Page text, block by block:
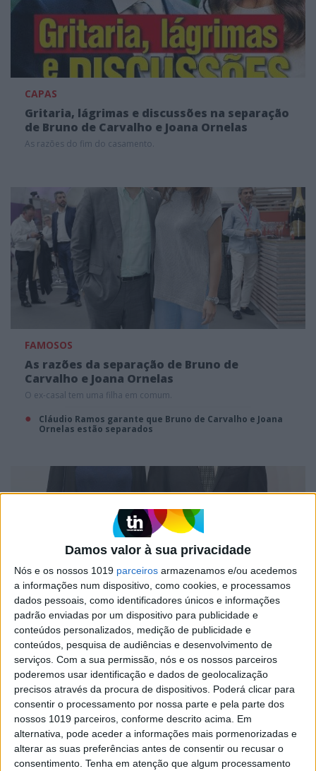
Damos valor à sua privacidade
Nós e os nossos 1019 parceiros armazenamos e/ou acedemos
a informações num dispositivo, como cookies, e processamos
dados pessoais, como identificadores únicos e informações
padrão enviadas por um dispositivo para publicidade e
conteúdos personalizados, medição de publicidade e
conteúdos, pesquisa de audiências e desenvolvimento de
serviços. Com a sua permissão, nós e os nossos parceiros
poderemos usar identificação e dados de geolocalização
precisos através da procura de dispositivos. Poderá clicar para
consentir o processamento por nossa parte e pela parte dos
nossos 1019 parceiros, conforme descrito acima. Em
alternativa, pode aceder a informações mais pormenorizadas e
alterar as suas preferências antes de consentir ou recusar o
consentimento. Tenha em atenção que algum processamento
CAPAS
Gritaria, lágrimas e discussões na separação
de Bruno de Carvalho e Joana Ornelas
As razões do fim do casamento.
FAMOSOS
As razões da separação de Bruno de
Carvalho e Joana Ornelas
O ex-casal tem uma filha em comum.
Cláudio Ramos garante que Bruno de Carvalho e Joana
Ornelas estão separados
FAMOSOS
Os primeiros dias difíceis da filha de Bruno
de Carvalho
Leonor nasceu no passado dia 9 de abril.
Bruno de Carvalho levou a mulher e a filha para casa